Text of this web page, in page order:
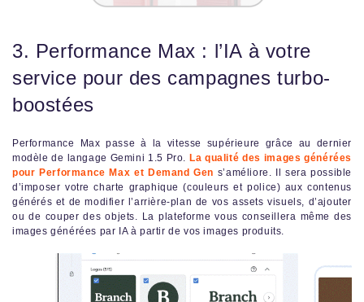
3. Performance Max : l’IA à votre
service pour des campagnes turbo-
boostées
Performance Max passe à la vitesse supérieure grâce au dernier
modèle de langage Gemini 1.5 Pro. La qualité des images générées
pour Performance Max et Demand Gen s’améliore. Il sera possible
d’imposer votre charte graphique (couleurs et police) aux contenus
générés et de modifier l’arrière-plan de vos assets visuels, d’ajouter
ou de couper des objets. La plateforme vous conseillera même des
images générées par IA à partir de vos images produits.